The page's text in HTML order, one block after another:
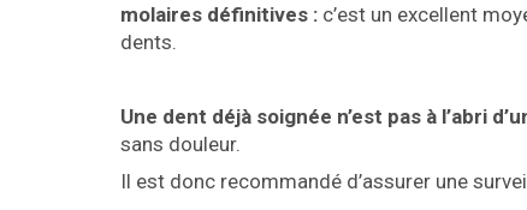
molaires définitives : c’est un excellent
dents.
Une dent déjà soignée n’est pas à l’abri
sans douleur.
Il est donc recommandé d’assurer une